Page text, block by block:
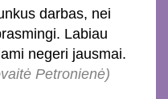
darbas, nei
Labiau
negeri jausmai.
Petronienė)